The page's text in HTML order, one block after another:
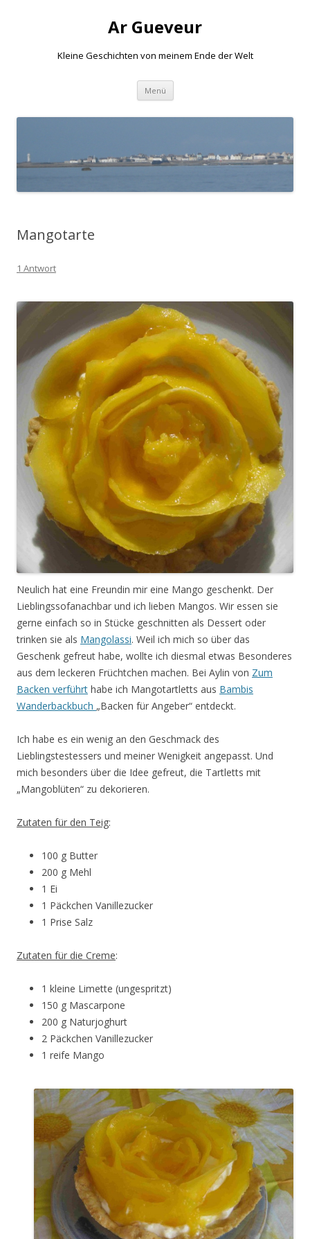
Ar Gueveur
Kleine Geschichten von meinem Ende der Welt
Menü Springe
Inhalt
Mangotarte
1 Antwort
Neulich hat eine Freundin mir eine Mango geschenkt. Der
Lieblingssofanachbar und ich lieben Mangos. Wir essen sie
gerne einfach so in Stücke geschnitten als Dessert oder
trinken sie als Mangolassi. Weil ich mich so über das
Geschenk gefreut habe, wollte ich diesmal etwas Besonderes
aus dem leckeren Früchtchen machen. Bei Aylin von Zum
Backen verführt habe ich Mangotartletts aus Bambis
Wanderbackbuch „Backen für Angeber“ entdeckt.
Ich habe es ein wenig an den Geschmack des
Lieblingstestessers und meiner Wenigkeit angepasst. Und
mich besonders über die Idee gefreut, die Tartletts mit
„Mangoblüten“ zu dekorieren.
Zutaten für den Teig:
100 g Butter
200 g Mehl
1 Ei
1 Päckchen Vanillezucker
1 Prise Salz
Zutaten für die Creme:
1 kleine Limette (ungespritzt)
150 g Mascarpone
200 g Naturjoghurt
2 Päckchen Vanillezucker
1 reife Mango